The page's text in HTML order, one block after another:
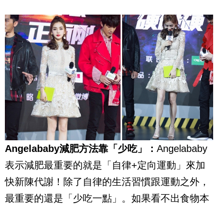
Angelababy減肥方法靠「少吃」： Angelababy
表示減肥最重要的就是「自律+定向運動」來加
快新陳代謝！除了自律的生活習慣跟運動之外，
最重要的還是「少吃一點」。如果看不出食物本